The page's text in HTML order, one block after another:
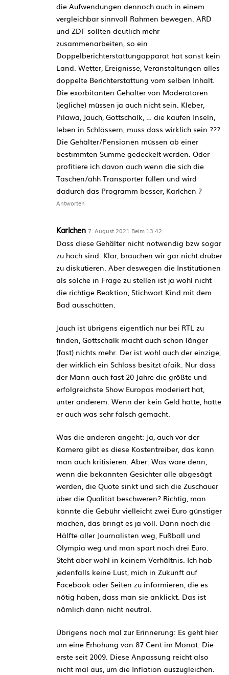
die Aufwendungen dennoch auch in einem
vergleichbar sinnvoll Rahmen bewegen. ARD
und ZDF sollten deutlich mehr
zusammenarbeiten, so ein
Doppelberichterstattungapparat hat sonst kein
Land. Wetter, Ereignisse, Veranstaltungen alles
doppelte Berichterstattung vom selben Inhalt.
Die exorbitanten Gehälter von Moderatoren
(jegliche) müssen ja auch nicht sein. Kleber,
Pilawa, Jauch, Gottschalk, … die kaufen Inseln,
leben in Schlössern, muss dass wirklich sein ???
Die Gehälter/Pensionen müssen ab einer
bestimmten Summe gedeckelt werden. Oder
profitiere ich davon auch wenn die sich die
Taschen/ähh Transporter füllen und wird
dadurch das Programm besser, Karlchen ?
Antworten
Karlchen 7. August 2021 Beim 13:42
Dass diese Gehälter nicht notwendig bzw sogar
zu hoch sind: Klar, brauchen wir gar nicht drüber
zu diskutieren. Aber deswegen die Institutionen
als solche in Frage zu stellen ist ja wohl nicht
die richtige Reaktion, Stichwort Kind mit dem
Bad ausschütten.
Jauch ist übrigens eigentlich nur bei RTL zu
finden, Gottschalk macht auch schon länger
(fast) nichts mehr. Der ist wohl auch der einzige,
der wirklich ein Schloss besitzt afaik. Nur dass
der Mann auch fast 20 Jahre die größte und
erfolgreichste Show Europas moderiert hat,
unter anderem. Wenn der kein Geld hätte, hätte
er auch was sehr falsch gemacht.
Was die anderen angeht: Ja, auch vor der
Kamera gibt es diese Kostentreiber, das kann
man auch kritisieren. Aber: Was wäre denn,
wenn die bekannten Gesichter alle abgesägt
werden, die Quote sinkt und sich die Zuschauer
über die Qualität beschweren? Richtig, man
könnte die Gebühr vielleicht zwei Euro günstiger
machen, das bringt es ja voll. Dann noch die
Hälfte aller Journalisten weg, Fußball und
Olympia weg und man spart noch drei Euro.
Steht aber wohl in keinem Verhältnis. Ich hab
jedenfalls keine Lust, mich in Zukunft auf
Facebook oder Seiten zu informieren, die es
nötig haben, dass man sie anklickt. Das ist
nämlich dann nicht neutral.
Übrigens noch mal zur Erinnerung: Es geht hier
um eine Erhöhung von 87 Cent im Monat. Die
erste seit 2009. Diese Anpassung reicht also
nicht mal aus, um die Inflation auszugleichen.